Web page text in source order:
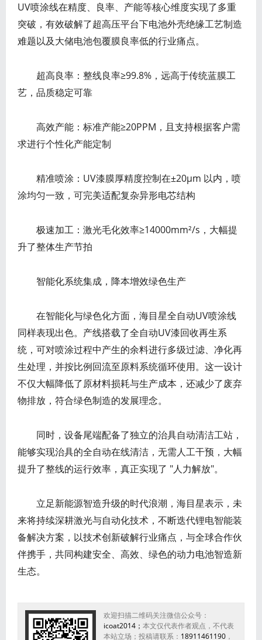
UV喷涂线在精度、良率、产能等核心维度实现了多重
突破，有效破解了超高压平台下电池外壳绝缘工艺制造
难题以及大储电池包覆膜良率低的行业痛点。
超高良率：整线良率≥99.8%，远高于传统蓝膜工
艺，品质稳定可靠
高效产能：标准产能≥20PPM，且支持根据客户需
求进行个性化产能定制
精准喷涂：UV漆膜厚精度控制在±20μm 以内，喷
涂均匀一致，可完美适配复杂异形电芯结构
极速加工：激光毛化效率≥14000mm²/s，大幅提
升了整体生产节拍
智能化系统集成，降本增效绿色生产
在智能化与绿色化方面，海目星全自动UV喷涂线
同样表现出色。产线搭载了全自动UV漆回收再生系
统，可对喷涂过程中产生的余料进行多级过滤、净化再
生处理，并按比例回流至原料系统循环使用。这一设计
不仅大幅降低了原材料损耗与生产成本，还减少了废弃
物排放，符合绿色制造的发展理念。
同时，设备尾端配备了独立的治具自动清洁工站，
能够实现治具的全自动在线清洁，无需人工干预，大幅
提升了整线的运行效率，真正实现了 "人力解放"。
立足新能源智造升级的时代浪潮，海目星表示，未
来将持续深耕激光与自动化技术，不断迭代锂电智能装
备解决方案，以技术创新破解行业痛点，与全球合作伙
伴携手，共同构建安全、高效、绿色的动力电池智造新
生态。
欢迎扫描二维码关注微信公众号：
icoat2014； 本文仅代表作者观点，不代表
本站立场；投稿请联系： 18911461190，